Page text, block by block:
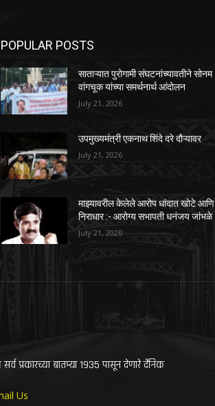
POPULAR POSTS
साताऱ्यात पुरोगामी संघटनांच्यावतीने सोनम
वांगचूक यांच्या समर्थनार्थ आंदोलन
July 21, 2026
उपमुख्यमंत्री एकनाथ शिंदे दरे दौऱ्यावर
July 21, 2026
माझ्यावरील केलेले आरोप धांदात खोटे आणि
निराधार :- आरोग्य सभापती धनंजय जांभळे
July 21, 2026
सर्व प्रकारच्या बातम्या 1935 पासून देणारे दैनिक
Us